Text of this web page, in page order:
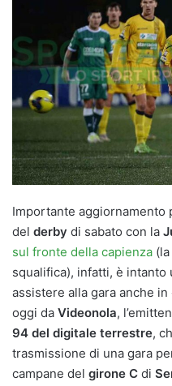
Importante aggiornamento
del derby di sabato con la
sul fronte della capienza
squalifica), infatti, è
assistere alla gara anche
oggi da Videonola,
94 del digitale terrestre,
trasmissione di una gara
campane del girone C di